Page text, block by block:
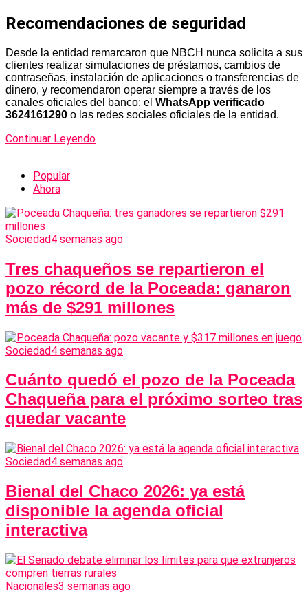
Recomendaciones de seguridad
Desde la entidad remarcaron que NBCH nunca solicita a sus
clientes realizar simulaciones de préstamos, cambios de
contraseñas, instalación de aplicaciones o transferencias de
dinero, y recomendaron operar siempre a través de los
canales oficiales del banco: el WhatsApp verificado
3624161290 o las redes sociales oficiales de la entidad.
Continuar Leyendo
Popular
Ahora
Sociedad4 semanas ago
Tres chaqueños se repartieron el
pozo récord de la Poceada: ganaron
más de $291 millones
Sociedad4 semanas ago
Cuánto quedó el pozo de la Poceada
Chaqueña para el próximo sorteo tras
quedar vacante
Sociedad4 semanas ago
Bienal del Chaco 2026: ya está
disponible la agenda oficial
interactiva
Nacionales3 semanas ago